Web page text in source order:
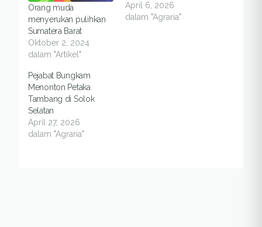
Orang muda
menyerukan pulihkan
Sumatera Barat
Oktober 2, 2024
dalam "Artikel"
April 6, 2026
dalam "Agraria"
Pejabat Bungkam
Menonton Petaka
Tambang di Solok
Selatan
April 27, 2026
dalam "Agraria"